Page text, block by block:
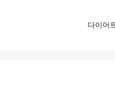
다이어